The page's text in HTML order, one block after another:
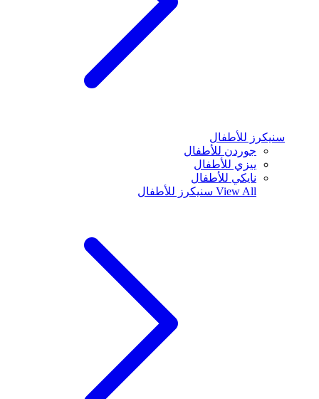
سنيكرز للأطفال
جوردن للأطفال
ييزي للأطفال
نايكي للأطفال
View All سنيكرز للأطفال